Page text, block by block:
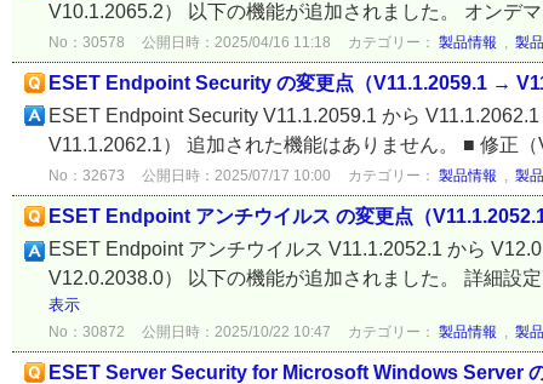
V10.1.2065.2） 以下の機能が追加されました。 オンデ
No：30578 公開日時：2025/04/16 11:18 カテゴリー： 製品情報 , 製
ESET Endpoint Security の変更点（V11.1.2059.1 →
ESET Endpoint Security V11.1.2059.1 から
V11.1.2062.1） 追加された機能はありません。 ■ 修正
No：32673 公開日時：2025/07/17 10:00 カテゴリー： 製品情報 , 製
ESET Endpoint アンチウイルス の変更点（
ESET Endpoint アンチウイルス V11.1.2052.1 から
V12.0.2038.0） 以下の機能が追加されました。 詳細
表示
No：30872 公開日時：2025/10/22 10:47 カテゴリー： 製品情報 , 製
ESET Server Security for Microsoft Windows Server